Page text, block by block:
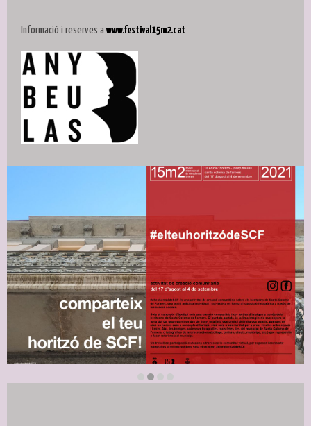
Informació i reserves awww.festival15m2.cat